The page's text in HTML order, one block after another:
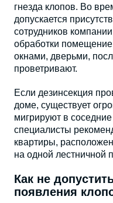
гнезда клопов. Во
допускается
сотрудников
обработки помещение
окнами, дверьми,
проветривают.
Если дезинсекция
доме, существует
мигрируют в
специалисты
квартиры,
на одной лестничной
Как не
появления